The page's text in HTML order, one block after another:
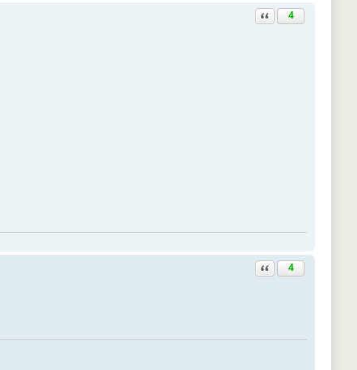
Ответить с цитатой
4
Ответить с цитатой
4